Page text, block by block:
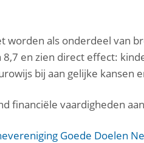
worden als onderdeel van
en zien direct effect:
bij aan gelijke
financiële vaardigheden
Goede Doelen